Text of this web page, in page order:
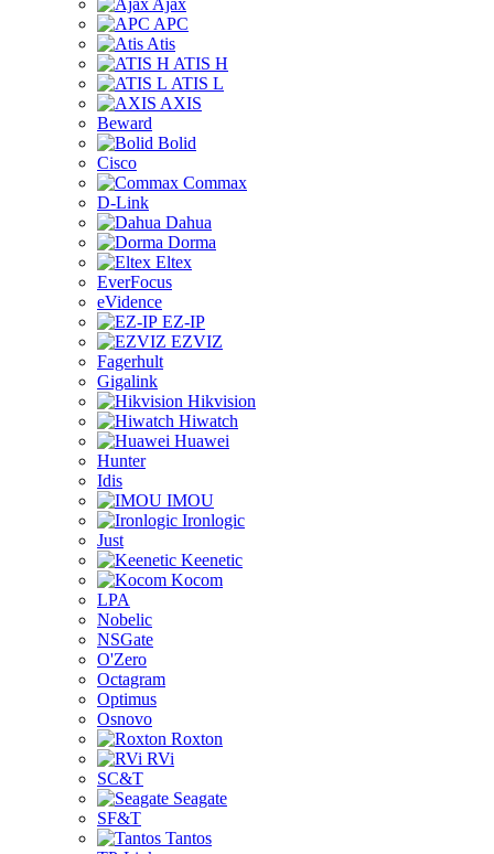
Ajax
APC
Atis
ATIS H
ATIS L
AXIS
Beward
Bolid
Cisco
Commax
D-Link
Dahua
Dorma
Eltex
EverFocus
eVidence
EZ-IP
EZVIZ
Fagerhult
Gigalink
Hikvision
Hiwatch
Huawei
Hunter
Idis
IMOU
Ironlogic
Just
Keenetic
Kocom
LPA
Nobelic
NSGate
O'Zero
Octagram
Optimus
Osnovo
Roxton
RVi
SC&T
Seagate
SF&T
Tantos